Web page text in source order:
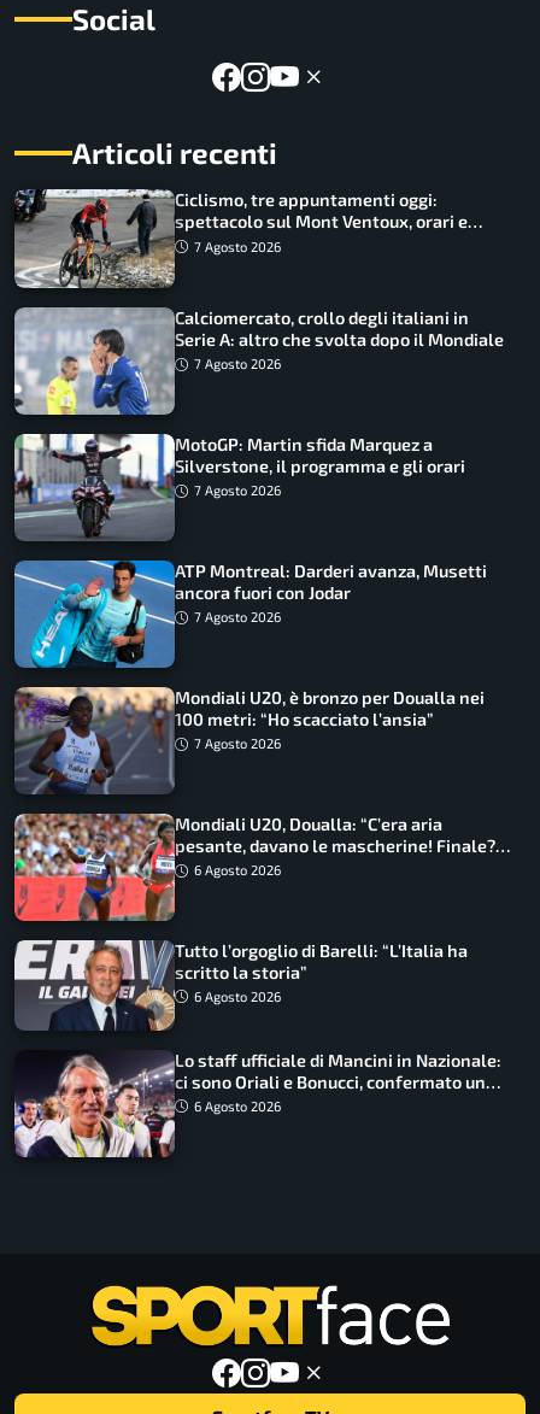
Social
Articoli recenti
Ciclismo, tre appuntamenti oggi:
spettacolo sul Mont Ventoux, orari e
come vederli
7 Agosto 2026
Calciomercato, crollo degli italiani in
Serie A: altro che svolta dopo il Mondiale
7 Agosto 2026
MotoGP: Martin sfida Marquez a
Silverstone, il programma e gli orari
7 Agosto 2026
ATP Montreal: Darderi avanza, Musetti
ancora fuori con Jodar
7 Agosto 2026
Mondiali U20, è bronzo per Doualla nei
100 metri: “Ho scacciato l’ansia”
7 Agosto 2026
Mondiali U20, Doualla: “C’era aria
pesante, davano le mascherine! Finale?
Non ho nulla da perdere”
6 Agosto 2026
Tutto l’orgoglio di Barelli: “L’Italia ha
scritto la storia”
6 Agosto 2026
Lo staff ufficiale di Mancini in Nazionale:
ci sono Oriali e Bonucci, confermato un
ritorno
6 Agosto 2026